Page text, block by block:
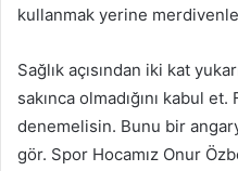
kullanmak yerine
Sağlık açısından iki kat
sakınca olmadığını kabul
denemelisin. Bunu bir
gör. Spor Hocamız Onur